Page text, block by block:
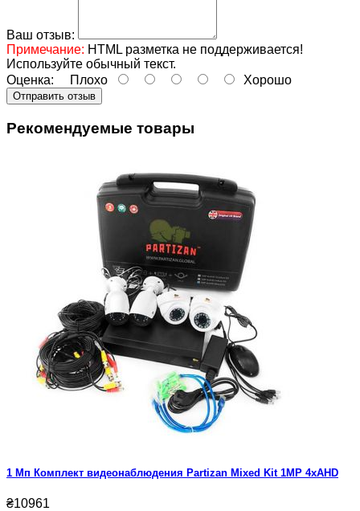
Ваш отзыв:
Примечание: HTML разметка не поддерживается!
Используйте обычный текст.
Оценка: Плохо Хорошо
Отправить отзыв
Рекомендуемые товары
1 Мп Комплект видеонаблюдения Partizan Mixed Kit 1MP 4xAHD
₴10961